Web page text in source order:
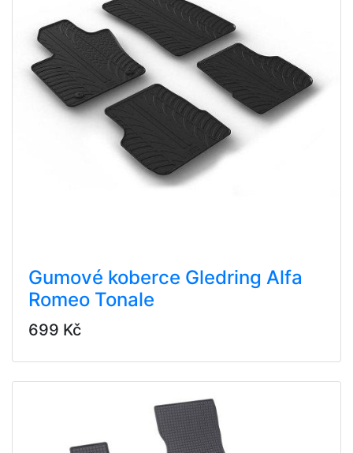
Gumové koberce Gledring Alfa
Romeo Tonale
699 Kč